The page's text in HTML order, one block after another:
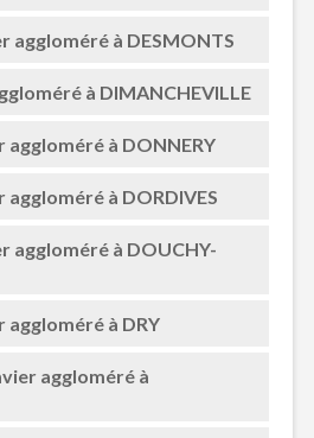
aggloméré à DESMONTS
à DIMANCHEVILLE
à DONNERY
à DORDIVES
aggloméré à DOUCHY-
à DRY
aggloméré à